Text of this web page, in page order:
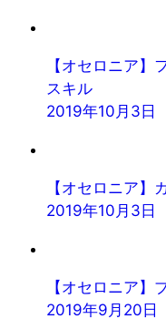
【オセロニア】
スキル
2019年10月3日
【オセロニア】
2019年10月3日
【オセロニア】
2019年9月20日